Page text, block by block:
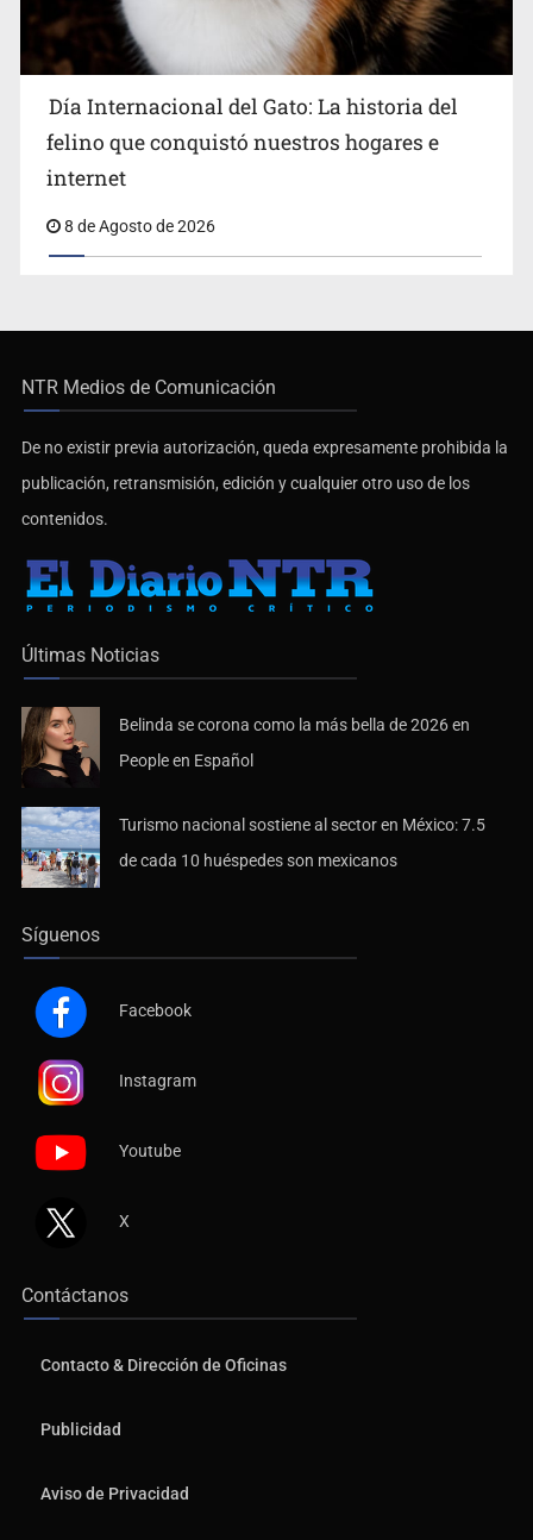
Día Internacional del Gato: La historia del
felino que conquistó nuestros hogares e
internet
8 de Agosto de 2026
NTR Medios de Comunicación
De no existir previa autorización, queda expresamente prohibida la
publicación, retransmisión, edición y cualquier otro uso de los
contenidos.
Últimas Noticias
Belinda se corona como la más bella de 2026 en
People en Español
Turismo nacional sostiene al sector en México: 7.5
de cada 10 huéspedes son mexicanos
Síguenos
Facebook
Instagram
Youtube
X
Contáctanos
Contacto & Dirección de Oficinas
Publicidad
Aviso de Privacidad